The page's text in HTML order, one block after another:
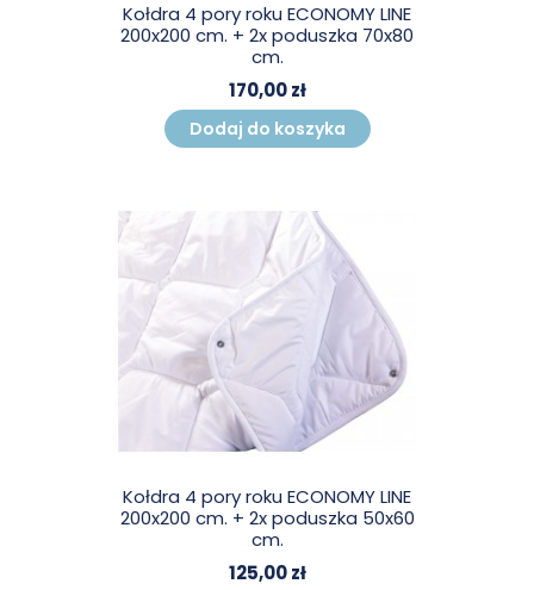
Kołdra 4 pory roku ECONOMY LINE
200x200 cm. + 2x poduszka 70x80
cm.
170,00 zł
Dodaj do koszyka
Kołdra 4 pory roku ECONOMY LINE
200x200 cm. + 2x poduszka 50x60
cm.
125,00 zł